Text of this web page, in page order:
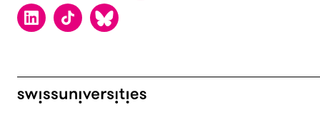
LinkedInTikTok Bluesky
swissuniversities